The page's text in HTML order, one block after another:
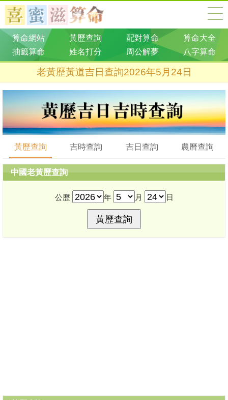
算命網站 黃歷查詢 配對算命
算命大全
抽籤算命
姓名打分 周公解夢 八字算命
老黃歷黃道吉日查詢2026年5月24日
黃歷查詢 吉時查詢 吉日查詢 農曆查詢
中國老黃歷查詢
公歷 年 月 日